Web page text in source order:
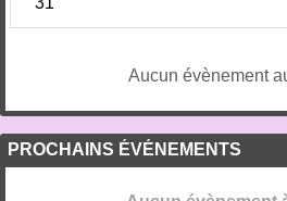
Aucun évènement
PROCHAINS ÉVÉNEMENTS